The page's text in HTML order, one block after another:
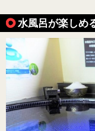
水風呂が楽しめ